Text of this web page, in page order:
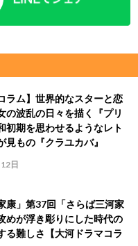
ラム】世界的なスターと恋
の波乱の日々を描く『プリ
初期を思わせるようなレト
見もの『クラユカバ』
日
康」第37回「さらば三河家
めが浮き彫りにした時代の
る難しさ【大河ドラマコラ